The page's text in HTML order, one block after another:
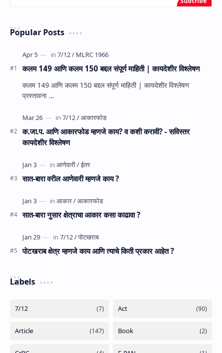
Popular Posts
कलम 149 आणि कलम 150 बद्दल संपूर्ण माहिती | कायदेशीर विश्लेषण
कलम 149 आणि कलम 150 बद्दल संपूर्ण माहिती | कायदेशीर विश्लेषण
प्रस्तावना …
क.जा.प. आणि आकारफोड म्‍हणजे काय? व कशी करावी? - सविस्तर
कायदेशीर विश्लेषण
सात-बारा वरील आणेवारी म्‍हणजे काय ?
सात-बारा नुसार क्षेत्राचा आकार कसा काढावा ?
पोटखराब क्षेत्र म्‍हणजे काय आणि त्‍याचे किती प्रकार आहेत ?
Labels